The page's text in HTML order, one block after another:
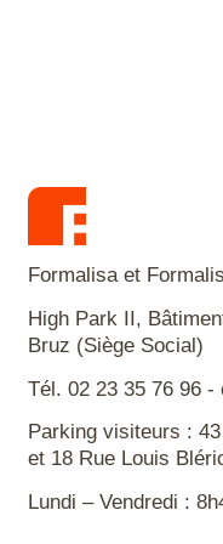
Formalisa et
High Park II,
Bruz (Siège Social)
Tél. 02 23 35 76 96
Parking visiteurs :
et 18 Rue Louis
Lundi – Vendredi :